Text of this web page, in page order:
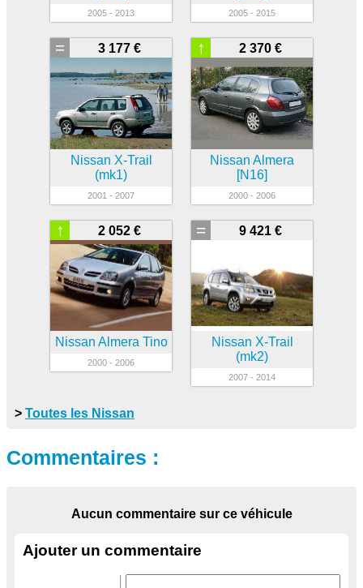
2005 - 2013 2005 - 2015
3 177 €
=
Nissan X-Trail
(mk1)
2001 - 2007
2 370 €
↑
Nissan Almera
[N16]
2000 - 2006
2 052 €
↑
Nissan Almera Tino
2000 - 2006
9 421 €
=
Nissan X-Trail
(mk2)
2007 - 2014
> Toutes les Nissan
Commentaires :
Aucun commentaire sur ce véhicule
Ajouter un commentaire